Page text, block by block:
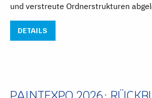
und verstreute Ordnerstrukturen
DETAILS